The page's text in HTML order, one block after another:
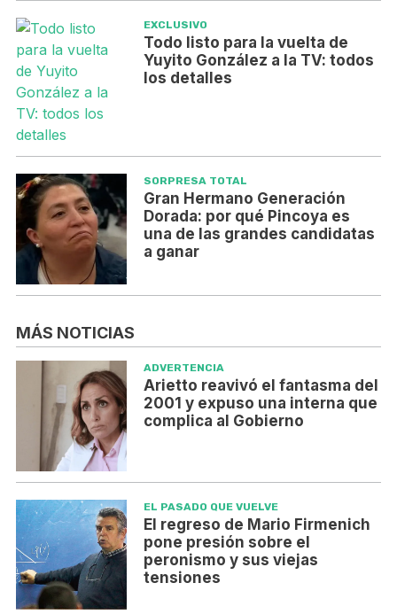
EXCLUSIVO
Todo listo para la vuelta de
Yuyito González a la TV: todos
los detalles
SORPRESA TOTAL
Gran Hermano Generación
Dorada: por qué Pincoya es
una de las grandes candidatas
a ganar
MÁS NOTICIAS
ADVERTENCIA
Arietto reavivó el fantasma del
2001 y expuso una interna que
complica al Gobierno
EL PASADO QUE VUELVE
El regreso de Mario Firmenich
pone presión sobre el
peronismo y sus viejas
tensiones